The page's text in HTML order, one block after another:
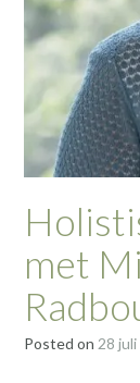
met
Posted on 28